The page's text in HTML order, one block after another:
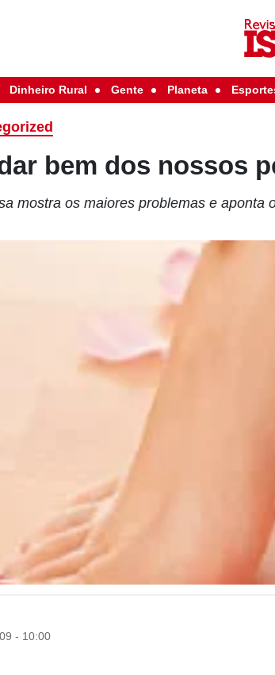
Dinheiro Rural Gente Planeta
bem dos nossos
mostra os maiores problemas e aponta
- 10:00